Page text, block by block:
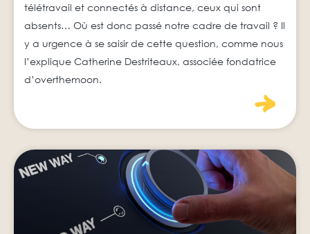
télétravail et connectés à distance, ceux qui sont
absents… Où est donc passé notre cadre de travail ? Il
y a urgence à se saisir de cette question, comme nous
l’explique Catherine Destriteaux, associée fondatrice
d’overthemoon.